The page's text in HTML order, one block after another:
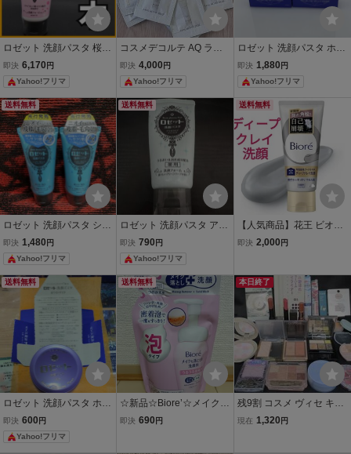
ロゼット 洗顔パスタ 桜の
香り 120g×14本
即決 6,170 円
Yahoo!フリマ
コスメデコルテ AQ ラデ
ィアンス エアリークリー
ムウォッシュ 洗顔 100
包
即決 4,000 円
Yahoo!フリマ
ロゼット 洗顔パスタ ホワ
イトダイヤ 90g 2個セッ
ト
即決 1,880 円
Yahoo!フリマ
送料無料
ロゼット 洗顔パスタ シャ
ワークレンズ 2個セット
即決 1,480 円
Yahoo!フリマ
送料無料
ロゼット 洗顔パスタ アク
ネクリア 海泥スムース 洗
顔フォーム 薬用洗顔フォ
ブラック
即決 790 円
Yahoo!フリマ
送料無料
【人気商品】花王 ビオレ
おうちdeエステ ディープ
即決 2,000 円
送料無料
ロゼット 洗顔パスタ ホワ
イトダイヤ 90g 薬用洗顔
料
即決 600 円
Yahoo!フリマ
送料無料
☆新品☆Biore’☆メイク落
とし☆洗顔☆メイクも落
即決 690 円
本日終了
残9割 コスメ ヴィセ キャ
ンメイク エクセル 他 トリ
現在 1,320 円